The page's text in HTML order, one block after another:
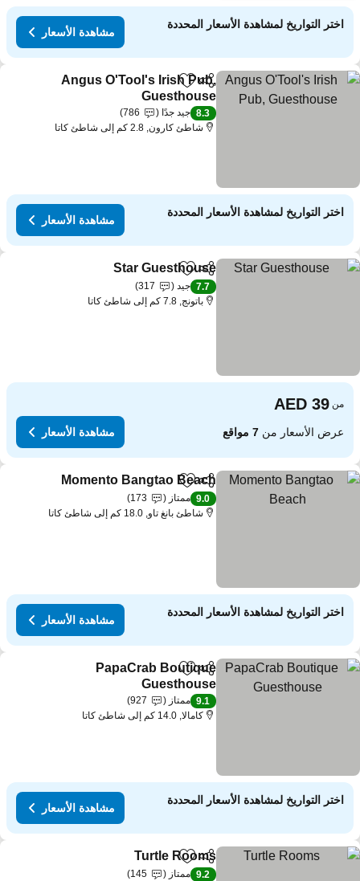
اختر التواريخ لمشاهدة الأسعار المحددة
مشاهدة الأسعار
مشاركةAdd to favorites
Angus O'Tool's Irish Pub,
Guesthouse
8.3 جيد جدًا
786
شاطئ كارون, 2.8 كم إلى شاطئ كاتا
اختر التواريخ لمشاهدة الأسعار المحددة
مشاهدة الأسعار
مشاركةAdd to favorites
Star Guesthouse
7.7 جيد
317
باتونج, 7.8 كم إلى شاطئ كاتا
من
عرض الأسعار من7 مواقع مشاهدة الأسعار
مشاركةAdd to favorites
Momento Bangtao Beach
9.0 ممتاز
173
شاطئ بانغ تاو, 18.0 كم إلى شاطئ كاتا
اختر التواريخ لمشاهدة الأسعار المحددة
مشاهدة الأسعار
مشاركةAdd to favorites
PapaCrab Boutique
Guesthouse
9.1 ممتاز
927
كامالا, 14.0 كم إلى شاطئ كاتا
اختر التواريخ لمشاهدة الأسعار المحددة
مشاهدة الأسعار
مشاركةAdd to favorites
Turtle Rooms
9.2 ممتاز
145